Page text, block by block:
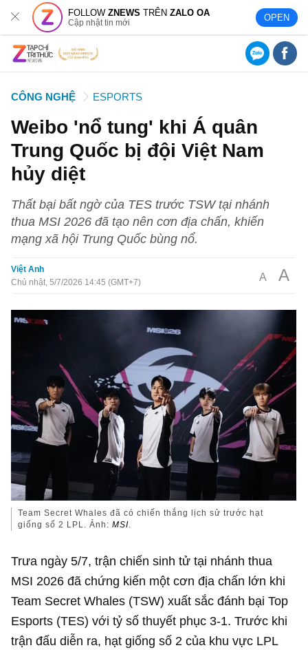
FOLLOWZNEWS TRÊNZALO OA
Cập nhật tin mới OPEN
CÔNG NGHỆ ESPORTS
Weibo 'nổ tung' khi Á quân
Trung Quốc bị đội Việt Nam
hủy diệt
Thất bại bất ngờ của TES trước TSW tại nhánh
thua MSI 2026 đã tạo nên cơn địa chấn, khiến
mạng xã hội Trung Quốc bùng nổ.
Việt Anh
Chủ nhật, 5/7/2026 14:45 (GMT+7)
A A
Team Secret Whales đã có chiến thắng lịch sử trước hạt
giống số 2 LPL. Ảnh:MSI.
Trưa ngày 5/7, trận chiến sinh tử tại nhánh thua
MSI 2026 đã chứng kiến một cơn địa chấn lớn khi
Team Secret Whales (TSW) xuất sắc đánh bại Top
Esports (TES) với tỷ số thuyết phục 3-1. Trước khi
trận đấu diễn ra, hạt giống số 2 của khu vực LPL